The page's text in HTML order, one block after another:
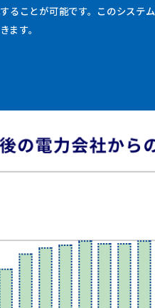
ることが可能です。このシステ
ます。